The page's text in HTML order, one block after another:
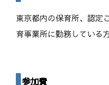
東京都内の保育所、認定
育事業所に勤務している
参加費